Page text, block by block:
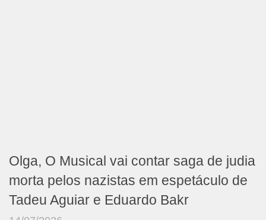
Olga, O Musical vai contar saga de judia
morta pelos nazistas em espetáculo de
Tadeu Aguiar e Eduardo Bakr